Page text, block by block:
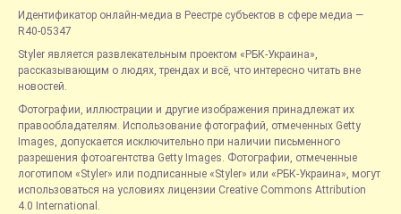
Идентификатор онлайн-медиа в Реестре субъектов в сфере медиа —
R40-05347
Styler является развлекательным проектом «РБК-Украина»,
рассказывающим о людях, трендах и всё, что интересно читать вне
новостей.
Фотографии, иллюстрации и другие изображения принадлежат их
правообладателям. Использование фотографий, отмеченных Getty
Images, допускается исключительно при наличии письменного
разрешения фотоагентства Getty Images. Фотографии, отмеченные
логотипом «Styler» или подписанные «Styler» или «РБК-Украина», могут
использоваться на условиях лицензии Creative Commons Attribution
4.0 International.